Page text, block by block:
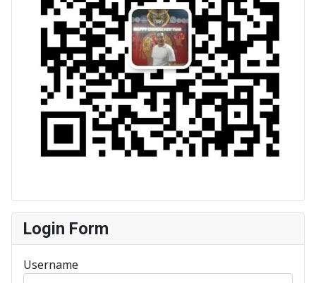
Login Form
Username